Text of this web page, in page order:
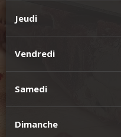
Jeudi
Vendredi
Samedi
Dimanche